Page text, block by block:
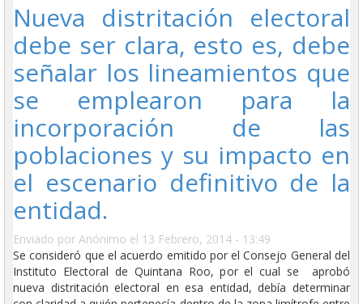
Nueva distritación electoral
debe ser clara, esto es, debe
señalar los lineamientos que
se emplearon para la
incorporación de las
poblaciones y su impacto en
el escenario definitivo de la
entidad.
Enviado por Anónimo el 13 Febrero, 2014 - 13:49
Se consideró que el acuerdo emitido por el Consejo General del
Instituto Electoral de Quintana Roo, por el cual se aprobó
nueva distritación electoral en esa entidad, debía determinar